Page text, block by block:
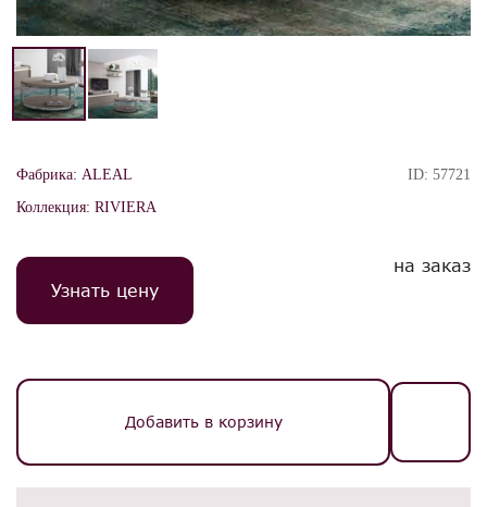
Фабрика: ALEAL
Коллекция: RIVIERA
ID: 57721
Узнать цену
на заказ
Добавить в корзину